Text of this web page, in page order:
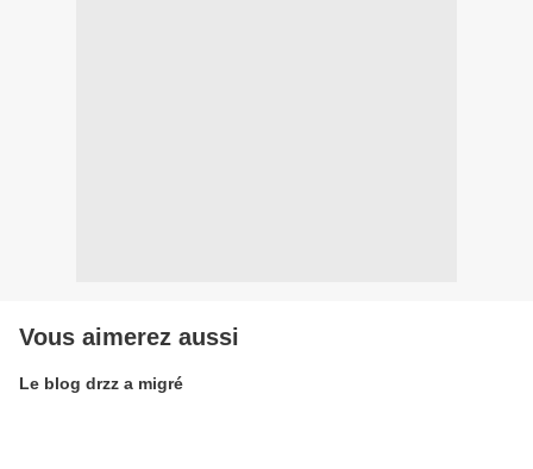
Vous aimerez aussi
Le blog drzz a migré